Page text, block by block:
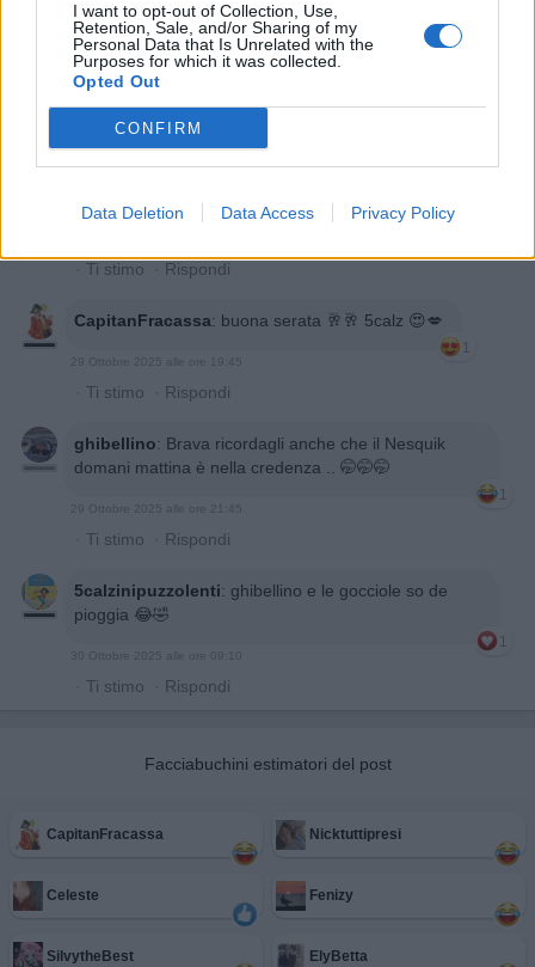
I want to opt-out of Collection, Use,
Retention, Sale, and/or Sharing of my
Personal Data that Is Unrelated with the
Purposes for which it was collected.
Opted Out
CONFIRM
Data Deletion Data Access Privacy Policy
·Ti stimo·Rispondi
nonnocucaracha
·Ti stimo·Rispondi
· Ti stimo · Rispondi
CapitanFracassa: buona serata 🥂🥂 5calz 😍💋
1
29 Ottobre 2025 alle ore 19:45
· Ti stimo · Rispondi
ghibellino: Brava ricordagli anche che il Nesquik
domani mattina è nella credenza .. 🤭🤭🤭
1
29 Ottobre 2025 alle ore 21:45
· Ti stimo · Rispondi
5calzinipuzzolenti: ghibellino e le gocciole so de
pioggia 😂🤣
1
30 Ottobre 2025 alle ore 09:10
· Ti stimo · Rispondi
Facciabuchini estimatori del post
CapitanFracassa Nicktuttipresi
Celeste Fenizy
SilvytheBest ElyBetta